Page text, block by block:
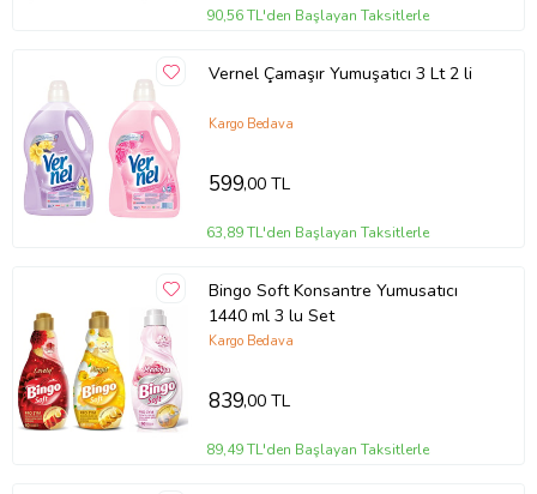
90,56 TL'den Başlayan Taksitlerle
Vernel Çamaşır Yumuşatıcı 3 Lt 2 li
Kargo Bedava
599,00 TL
63,89 TL'den Başlayan Taksitlerle
Bingo Soft Konsantre Yumusatıcı
1440 ml 3 lu Set
Kargo Bedava
839,00 TL
89,49 TL'den Başlayan Taksitlerle